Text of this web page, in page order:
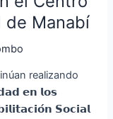
de Manabí
realizando
𝗲𝗻 𝗹𝗼𝘀
𝗦𝗼𝗰𝗶𝗮𝗹